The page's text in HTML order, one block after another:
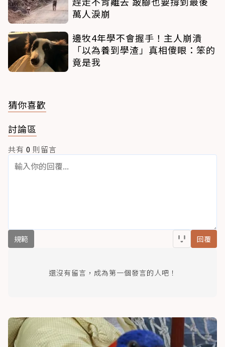
萬人淚崩
邊牧4年學不會握手！主人崩潰
「以為養到學渣」真相傻眼：笨的
竟是我
猜你喜歡
討論區
共有 0 則留言
規範 回覆
還沒有留言，成為第一個發言的人吧！